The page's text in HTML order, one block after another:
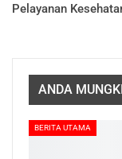
Pelayanan
ANDA
BERITA UTAMA